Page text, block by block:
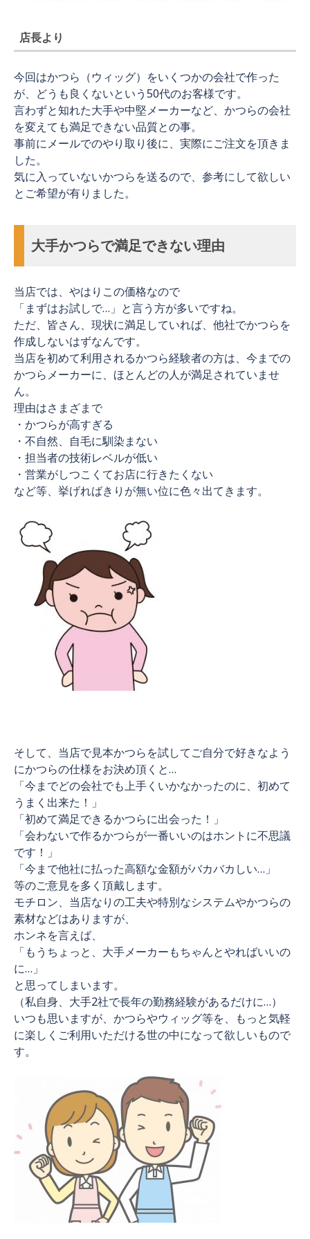
店長より
今回はかつら（ウィッグ）をいくつかの会社で作った
が、どうも良くないという50代のお客様です。
言わずと知れた大手や中堅メーカーなど、かつらの会社
を変えても満足できない品質との事。
事前にメールでのやり取り後に、実際にご注文を頂きま
した。
気に入っていないかつらを送るので、参考にして欲しい
とご希望が有りました。
大手かつらで満足できない理由
当店では、やはりこの価格なので
「まずはお試しで…」と言う方が多いですね。
ただ、皆さん、現状に満足していれば、他社でかつらを
作成しないはずなんです。
当店を初めて利用されるかつら経験者の方は、今までの
かつらメーカーに、ほとんどの人が満足されていませ
ん。
理由はさまざまで
・かつらが高すぎる
・不自然、自毛に馴染まない
・担当者の技術レベルが低い
・営業がしつこくてお店に行きたくない
など等、挙げればきりが無い位に色々出てきます。
そして、当店で見本かつらを試してご自分で好きなよう
にかつらの仕様をお決め頂くと…
「今までどの会社でも上手くいかなかったのに、初めて
うまく出来た！」
「初めて満足できるかつらに出会った！」
「会わないで作るかつらが一番いいのはホントに不思議
です！」
「今まで他社に払った高額な金額がバカバカしい…」
等のご意見を多く頂戴します。
モチロン、当店なりの工夫や特別なシステムやかつらの
素材などはありますが、
ホンネを言えば、
「もうちょっと、大手メーカーもちゃんとやればいいの
に…」
と思ってしまいます。
（私自身、大手2社で長年の勤務経験があるだけに…）
いつも思いますが、かつらやウィッグ等を、もっと気軽
に楽しくご利用いただける世の中になって欲しいもので
す。